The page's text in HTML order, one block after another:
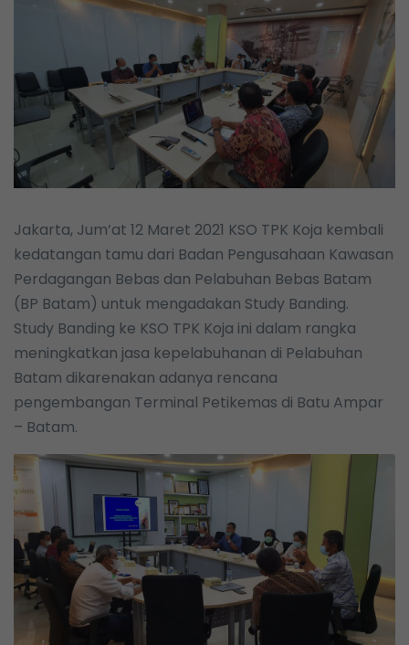
Jakarta, Jum’at 12 Maret 2021 KSO TPK Koja kembali
kedatangan tamu dari Badan Pengusahaan Kawasan
Perdagangan Bebas dan Pelabuhan Bebas Batam
(BP Batam) untuk mengadakan Study Banding.
Study Banding ke KSO TPK Koja ini dalam rangka
meningkatkan jasa kepelabuhanan di Pelabuhan
Batam dikarenakan adanya rencana
pengembangan Terminal Petikemas di Batu Ampar
– Batam.